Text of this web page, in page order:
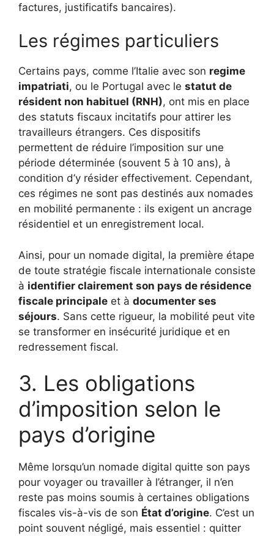
factures, justificatifs bancaires).
Les régimes particuliers
Certains pays, comme l’Italie avec son regime
impatriati, ou le Portugal avec le statut de
résident non habituel (RNH), ont mis en place
des statuts fiscaux incitatifs pour attirer les
travailleurs étrangers. Ces dispositifs
permettent de réduire l’imposition sur une
période déterminée (souvent 5 à 10 ans), à
condition d’y résider effectivement. Cependant,
ces régimes ne sont pas destinés aux nomades
en mobilité permanente : ils exigent un ancrage
résidentiel et un enregistrement local.
Ainsi, pour un nomade digital, la première étape
de toute stratégie fiscale internationale consiste
à identifier clairement son pays de résidence
fiscale principale et à documenter ses
séjours. Sans cette rigueur, la mobilité peut vite
se transformer en insécurité juridique et en
redressement fiscal.
3. Les obligations
d’imposition selon le
pays d’origine
Même lorsqu’un nomade digital quitte son pays
pour voyager ou travailler à l’étranger, il n’en
reste pas moins soumis à certaines obligations
fiscales vis-à-vis de son État d’origine. C’est un
point souvent négligé, mais essentiel : quitter